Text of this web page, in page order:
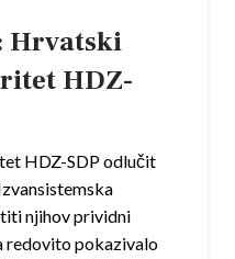
Hrvatski
HDZ-
HDZ-SDP odlučit
njihov prividni
redovito pokazivalo